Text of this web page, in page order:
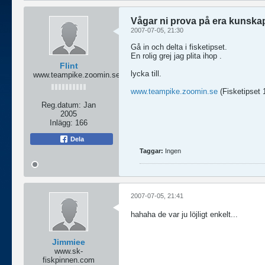
Flint
www.teampike.zoomin.se
Reg.datum: Jan
2005
Inlägg: 166
Dela
Vågar ni prova på era
2007-07-05, 21:30
Gå in och delta i fisketipset.
En rolig grej jag plita ihop .
lycka till.
www.teampike.zoomin.se (Fisketipset
Taggar: Ingen
Jimmiee
www.sk-
fiskpinnen.com
2007-07-05, 21:41
hahaha de var ju löjligt enkelt...